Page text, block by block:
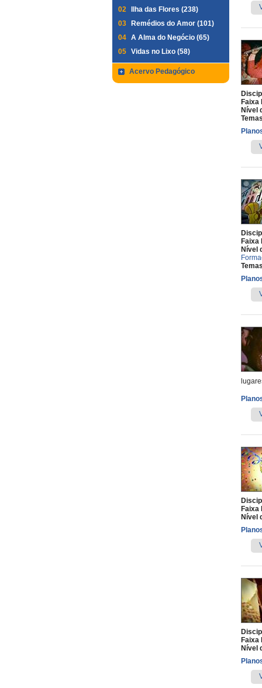
02
Ilha das Flores (238)
03
Remédios do Amor (101)
04 A Alma do Negócio (65)
05 Vidas no Lixo (58)
Acervo Pedagógico
Faixa
Nível
Faixa
Nível
Faixa
Nível
Faixa
Nível